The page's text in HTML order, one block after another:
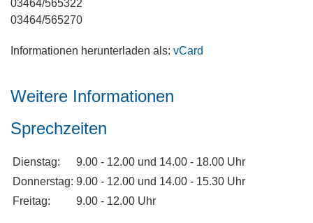
Telefon:
03464/565322
Fax:
03464/565270
Informationen herunterladen als: vCard
Weitere Informationen
Weitere Informationen
Sprechzeiten
Dienstag:
9.00 - 12.00 und 14.00 - 18.00 Uhr
Donnerstag: 9.00 - 12.00 und 14.00 - 15.30 Uhr
Freitag:
9.00 - 12.00 Uhr